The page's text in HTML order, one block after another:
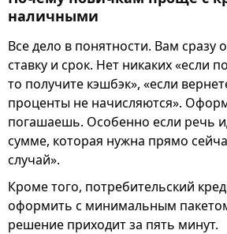
наличными
Все дело в понятности. Вам сразу
ставку и срок. Нет никаких «если
то получите кэшбэк», «если
проценты не начисляются».
погашаешь. Особенно если речь
сумме, которая нужна прямо
случай».
Кроме того, потребительский
оформить с минимальным
решение приходит за пять минут.